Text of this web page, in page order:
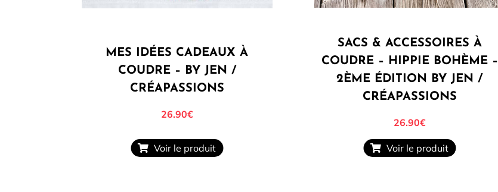
MES IDÉES CADEAUX À
COUDRE – BY JEN /
CRÉAPASSIONS
26.90€
Voir le produit
SACS & ACCESSOIRES À
COUDRE – HIPPIE BOHÈME –
2ÈME ÉDITION BY JEN /
CRÉAPASSIONS
26.90€
Voir le produit